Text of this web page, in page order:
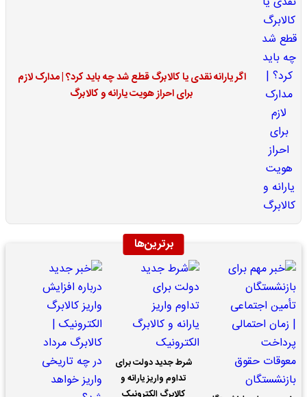
اگر یارانه نقدی یا کالابرگ قطع شد چه باید کرد؟ | مدارک لازم
برای احراز هویت یارانه و کالابرگ
برترین‌ها
شرط جدید دولت برای
تداوم واریز یارانه و